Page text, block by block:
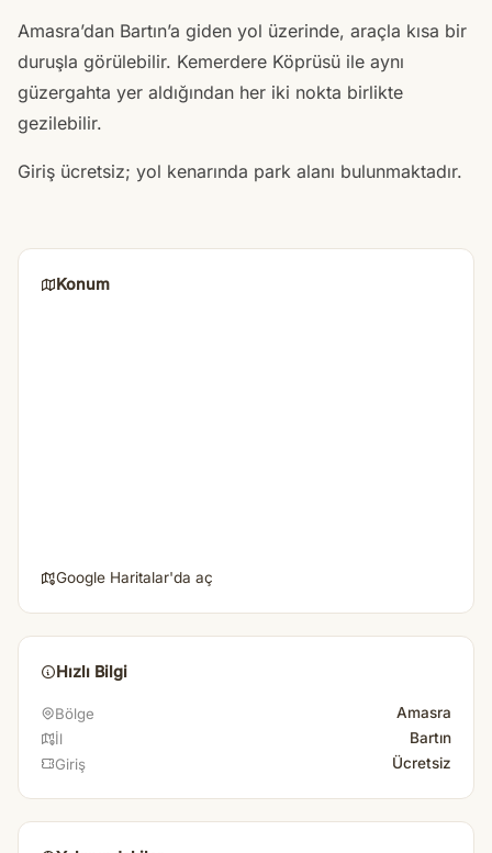
Amasra’dan Bartın’a giden yol üzerinde, araçla kısa bir
duruşla görülebilir. Kemerdere Köprüsü ile aynı
güzergahta yer aldığından her iki nokta birlikte
gezilebilir.
Giriş ücretsiz; yol kenarında park alanı bulunmaktadır.
Konum
Google Haritalar'da aç
Hızlı Bilgi
Bölge
Amasra
İl
Bartın
Giriş
Ücretsiz